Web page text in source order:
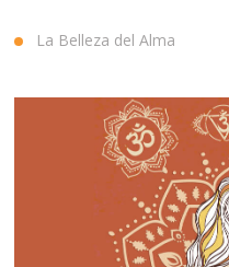
La Belleza del Alma